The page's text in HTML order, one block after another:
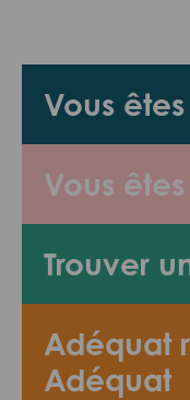
Vous
Vous
Trouver
Adéquat
Adéquat